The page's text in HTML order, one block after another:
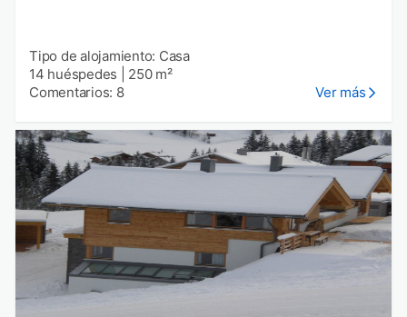
Tipo de alojamiento: Casa
14 huéspedes
250 m²
Comentarios: 8
Ver más